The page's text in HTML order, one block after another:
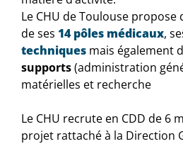
Le CHU de Toulouse
de ses 14 pôles médicaux,
techniques mais également
supports(administration
matérielles et recherche
Le CHU recrute en CDD de 6
projet rattaché à la Direction